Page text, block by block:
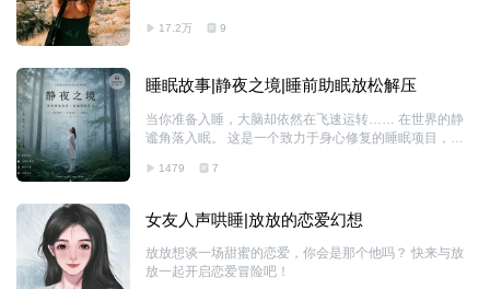
17.2万 9
睡眠故事|静夜之境|睡前助眠放松解压
当你准备入睡，大脑却依然在飞速运转…… 在世界的静
谧角落入眠。 这是一个致力于身心修复的睡眠项目，一
感官重新归还给自然。 请试着闭上双眼，将音量调至轻
顺应自然的回归。 【内容特色】 - 思绪卸载：智性人文
叙事，轻声引导，协助大脑从焦虑反刍中解脱。 - 感官归
位：瓦尔登湖的涟漪或芬兰雪原的宁静，触手可及。 - 自
然衔接：20-30 分钟黄金时长，从舒缓人声引导平滑过渡
1479 7
女友人声哄睡|放放的恋爱幻想
放放想谈一场甜蜜的恋爱，你会是那个他吗？ 快来与放
放一起开启恋爱冒险吧！